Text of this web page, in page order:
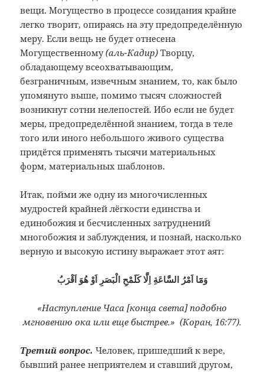
вещи. Могущество в процессе созидания крайне
легко творит, опираясь на эту предопределённую
меру. Если вещь не будет отнесена
Могущественному(аль-Кадир) Творцу,
обладающему всеохватывающим,
безграничным, извечным знанием, то, как было
упомянуто выше, помимо тысяч сложностей
возникнут сотни нелепостей. Ибо если не будет
меры, предопределённой знанием, тогда в теле
того или иного небольшого живого существа
придётся применять тысячи материальных
форм, материальных шаблонов.
Итак, пойми же одну из многочисленных
мудростей крайней лёгкости единства и
единобожия и бесчисленных затруднений
многобожия и заблуждения, и познай, насколько
верную и высокую истину выражает этот аят:
وَمَٓا اَمْرُ السَّاعَةِ اِلَّا كَلَمْحِ الْبَصَرِ اَوْ هُوَ اَقْرَبُ
«Наступление Часа [конца света] подобно
мгновению ока или еще быстрее.» (Коран, 16:77).
Третий вопрос.Человек, пришедший к вере,
бывший ранее неприятелем и ставший другом,